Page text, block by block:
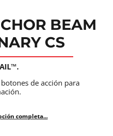
BEAM
CS
de acción para
completa...